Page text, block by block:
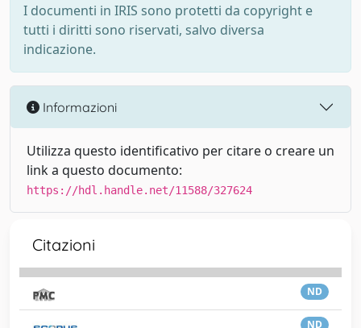
I documenti in IRIS sono protetti da copyright e
tutti i diritti sono riservati, salvo diversa
indicazione.
Informazioni
Utilizza questo identificativo per citare o creare un
link a questo documento:
https://hdl.handle.net/11588/327624
Citazioni
ND
ND